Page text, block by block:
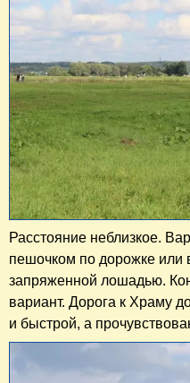
Расстояние неблизкое.
пешочком по дорожке или
запряженной лошадью.
вариант. Дорога к Храму
и быстрой, а